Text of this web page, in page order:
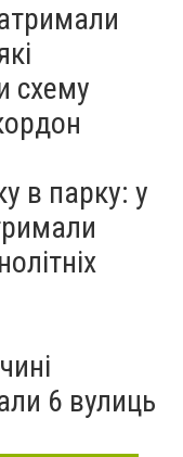
схему
в парку: у
6 вулиць